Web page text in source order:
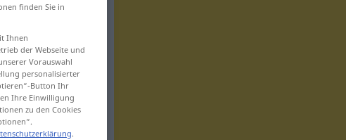
finden Sie in
Ihnen
der Webseite und
Vorauswahl
personalisierter
Button Ihr
Ihre Einwilligung
zu den Cookies
.